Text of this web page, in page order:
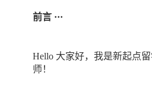
前言 ···
Hello 大家好，我是新起点
师！